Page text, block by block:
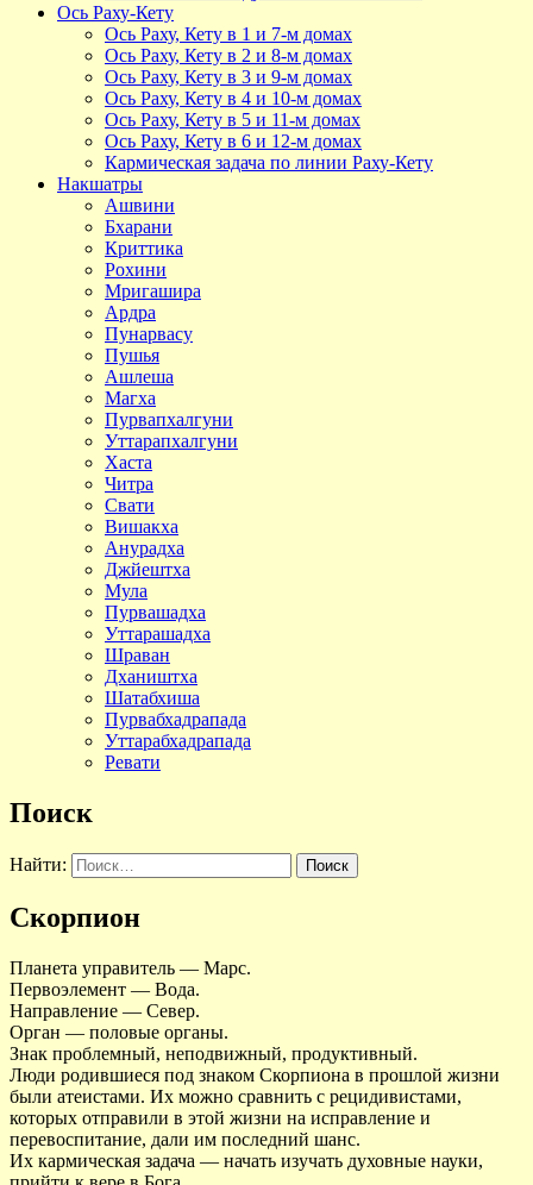
Ось Раху-Кету
Ось Раху, Кету в 1 и 7-м домах
Ось Раху, Кету в 2 и 8-м домах
Ось Раху, Кету в 3 и 9-м домах
Ось Раху, Кету в 4 и 10-м домах
Ось Раху, Кету в 5 и 11-м домах
Ось Раху, Кету в 6 и 12-м домах
Кармическая задача по линии Раху-Кету
Накшатры
Ашвини
Бхарани
Криттика
Рохини
Мригашира
Ардра
Пунарвасу
Пушья
Ашлеша
Магха
Пурвапхалгуни
Уттарапхалгуни
Хаста
Читра
Свати
Вишакха
Анурадха
Джйештха
Мула
Пурвашадха
Уттарашадха
Шраван
Дхаништха
Шатабхиша
Пурвабхадрапада
Уттарабхадрапада
Ревати
Поиск
Найти:
Скорпион
Планета управитель — Марс.
Первоэлемент — Вода.
Направление — Север.
Орган — половые органы.
Знак проблемный, неподвижный, продуктивный.
Люди родившиеся под знаком Скорпиона в прошлой жизни
были атеистами. Их можно сравнить с рецидивистами,
которых отправили в этой жизни на исправление и
перевоспитание, дали им последний шанс.
Их кармическая задача — начать изучать духовные науки,